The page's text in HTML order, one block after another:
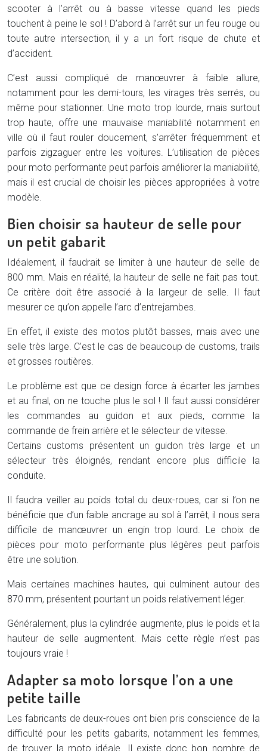
scooter à l’arrêt ou à basse vitesse quand les pieds
touchent à peine le sol ! D’abord à l’arrêt sur un feu rouge ou
toute autre intersection, il y a un fort risque de chute et
d’accident.
C’est aussi compliqué de manœuvrer à faible allure,
notamment pour les demi-tours, les virages très serrés, ou
même pour stationner. Une moto trop lourde, mais surtout
trop haute, offre une mauvaise maniabilité notamment en
ville où il faut rouler doucement, s’arrêter fréquemment et
parfois zigzaguer entre les voitures. L’utilisation de pièces
pour moto performante peut parfois améliorer la maniabilité,
mais il est crucial de choisir les pièces appropriées à votre
modèle.
Bien choisir sa hauteur de selle pour
un petit gabarit
Idéalement, il faudrait se limiter à une hauteur de selle de
800 mm. Mais en réalité, la hauteur de selle ne fait pas tout.
Ce critère doit être associé à la largeur de selle. Il faut
mesurer ce qu’on appelle l’arc d’entrejambes.
En effet, il existe des motos plutôt basses, mais avec une
selle très large. C’est le cas de beaucoup de customs, trails
et grosses routières.
Le problème est que ce design force à écarter les jambes
et au final, on ne touche plus le sol ! Il faut aussi considérer
les commandes au guidon et aux pieds, comme la
commande de frein arrière et le sélecteur de vitesse.
Certains customs présentent un guidon très large et un
sélecteur très éloignés, rendant encore plus difficile la
conduite.
Il faudra veiller au poids total du deux-roues, car si l’on ne
bénéficie que d’un faible ancrage au sol à l’arrêt, il nous sera
difficile de manœuvrer un engin trop lourd. Le choix de
pièces pour moto performante plus légères peut parfois
être une solution.
Mais certaines machines hautes, qui culminent autour des
870 mm, présentent pourtant un poids relativement léger.
Généralement, plus la cylindrée augmente, plus le poids et la
hauteur de selle augmentent. Mais cette règle n’est pas
toujours vraie !
Adapter sa moto lorsque l’on a une
petite taille
Les fabricants de deux-roues ont bien pris conscience de la
difficulté pour les petits gabarits, notamment les femmes,
de trouver la moto idéale. Il existe donc bon nombre de